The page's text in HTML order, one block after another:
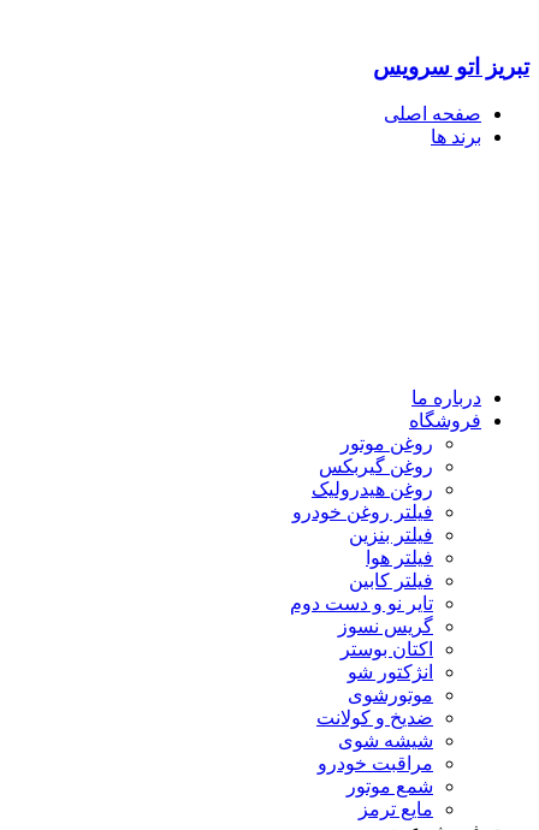
تبریز اتو سرویس
صفحه اصلی
برند ها
درباره ما
فروشگاه
روغن موتور
روغن گیربکس
روغن هیدرولیک
فیلتر روغن خودرو
فیلتر بنزین
فیلتر هوا
فیلتر کابین
تایر نو و دست دوم
گریس نسوز
اکتان بوستر
انژکتور شو
موتورشوی
ضدیخ و کولانت
شیشه شوی
مراقبت خودرو
شمع موتور
مایع ترمز